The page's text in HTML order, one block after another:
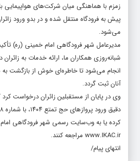
زمزم با هماهنگی میان شرکت‌های هواپیمایی
پیش به فرودگاه منتقل شده و در بدو ورود
می‌شود.
مدیرعامل شهر فرودگاهی امام خمینی (ره)
شبانه‌روزی همکاران ما، ارائه خدمات به
انجام می‌شود تا خاطره‌ای خوش از بازگشت
آنان ثبت گردد.
وی در پایان از مستقبلین زائران درخواست کرد
کرده یا به وب‌سایت رسمی شهر فرودگاهی
www.IKAC.ir مراجعه کنند.
انتهای پیام/